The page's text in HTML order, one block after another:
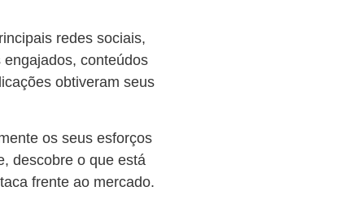
redes sociais,
conteúdos
obtiveram seus
os seus esforços
descobre o que está
frente ao mercado.